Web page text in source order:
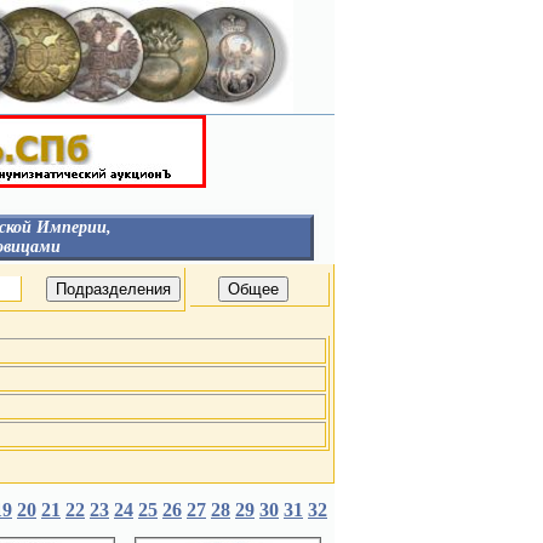
Империи,
НЕГОСУДАРСТВЕННЫЕ
ОРГАНИЗАЦИИ
ГУБЕРНИИ И ГОРОДА
Гродненская Губерния
Царство Польское
ВЕД. БЛАГОТВ. УЧРЕЖД.
ДВОРЯНСКИМИ
Россия
Царство Польское
С брачными гербами
короны
20 21 22 23 24 25 26 27 28 29 30 31 32